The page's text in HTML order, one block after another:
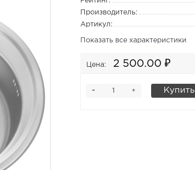
Производитель:
Артикул:
Показать все характеристики
Цена: 2 500.00 ₽
+
- Купить